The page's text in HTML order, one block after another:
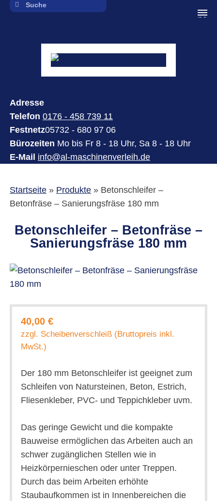
Adresse
Telefon 0176 - 458 739 11
Festnetz05732 - 680 97 06
Bürozeiten Mo bis Fr 8 - 18 Uhr, Sa 8 - 18 Uhr
E-Mail info@al-maschinenverleih.de
Startseite» Produkte» Betonschleifer –
Betonfräse – Sanierungsfräse 180 mm
Betonschleifer – Betonfräse –
Sanierungsfräse 180 mm
40,00 €
zzgl. Scheibenverschleiß (Bruttopreis inkl.
MwSt.)
Der 180 mm Betonschleifer ist geeignet zum
Schleifen von Natursteinen, Beton, Estrich,
Fliesenkleber, PVC- und Teppichkleber uvm.
Das geringe Gewicht und die kompakte
Bauweise ermöglichen das Arbeiten auch an
schwer zugänglichen Stellen wie in
Heizkörpernieschen oder unter Treppen.
Durch das beim Arbeiten erhöhte
Staubaufkommen ist in Innenbereichen die